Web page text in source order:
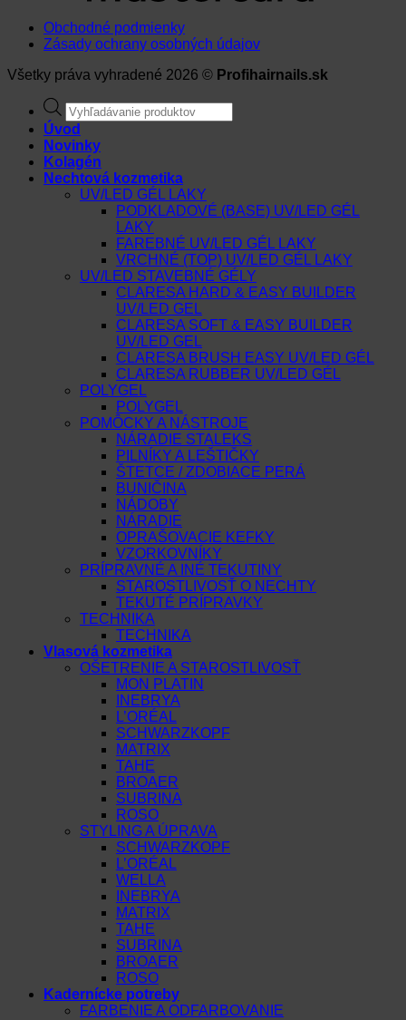
Obchodné podmienky
Zásady ochrany osobných údajov
Všetky práva vyhradené 2026 © Profihairnails.sk
Products
search
Úvod
Novinky
Kolagén
Nechtová kozmetika
UV/LED GÉL LAKY
PODKLADOVÉ (BASE) UV/LED GÉL
LAKY
FAREBNÉ UV/LED GÉL LAKY
VRCHNÉ (TOP) UV/LED GÉL LAKY
UV/LED STAVEBNÉ GÉLY
CLARESA HARD & EASY BUILDER
UV/LED GEL
CLARESA SOFT & EASY BUILDER
UV/LED GEL
CLARESA BRUSH EASY UV/LED GÉL
CLARESA RUBBER UV/LED GÉL
POLYGEL
POLYGEL
POMÔCKY A NÁSTROJE
NÁRADIE STALEKS
PILNÍKY A LEŠTIČKY
ŠTETCE / ZDOBIACE PERÁ
BUNIČINA
NÁDOBY
NÁRADIE
OPRAŠOVACIE KEFKY
VZORKOVNÍKY
PRÍPRAVNÉ A INÉ TEKUTINY
STAROSTLIVOSŤ O NECHTY
TEKUTÉ PRÍPRAVKY
TECHNIKA
TECHNIKA
Vlasová kozmetika
OŠETRENIE A STAROSTLIVOSŤ
MON PLATIN
INEBRYA
L’ORÉAL
SCHWARZKOPF
MATRIX
TAHE
BROAER
SUBRINA
ROSO
STYLING A ÚPRAVA
SCHWARZKOPF
L’ORÉAL
WELLA
INEBRYA
MATRIX
TAHE
SUBRINA
BROAER
ROSO
Kadernícke potreby
FARBENIE A ODFARBOVANIE